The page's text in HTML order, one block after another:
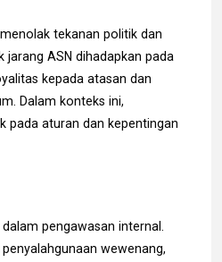
tekanan politik dan
jarang ASN dihadapkan pada
kepada atasan dan
Dalam konteks ini,
pada aturan dan kepentingan
pengawasan internal.
wewenang,